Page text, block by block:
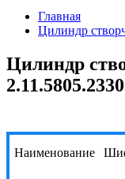
Главная
Цилиндр
Цилиндр
Наименование